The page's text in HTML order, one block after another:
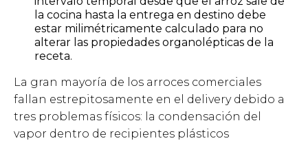
la cocina hasta la entrega en destino debe
estar milimétricamente calculado para no
alterar las propiedades organolépticas de la
receta.
La gran mayoría de los arroces comerciales
fallan estrepitosamente en el delivery debido a
tres problemas físicos: la condensación del
vapor dentro de recipientes plásticos